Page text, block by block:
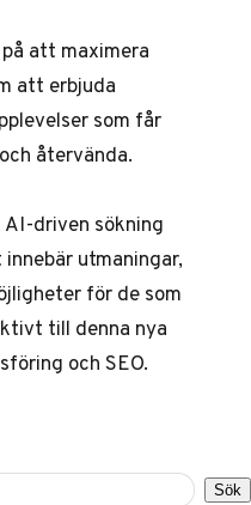
att maximera
att erbjuda
som får
återvända.
driven sökning
utmaningar,
för de som
till denna nya
och SEO.
Sök